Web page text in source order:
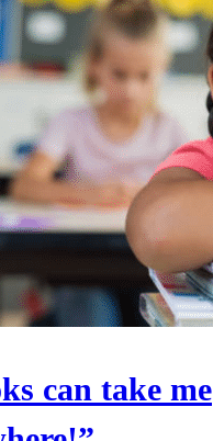
can take me